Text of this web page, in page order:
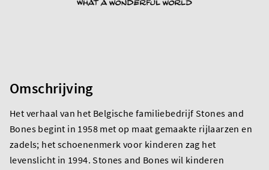
Omschrijving
Het verhaal van het Belgische familiebedrijf Stones and
Bones begint in 1958 met op maat gemaakte rijlaarzen en
zadels; het schoenenmerk voor kinderen zag het
levenslicht in 1994. Stones and Bones wil kinderen